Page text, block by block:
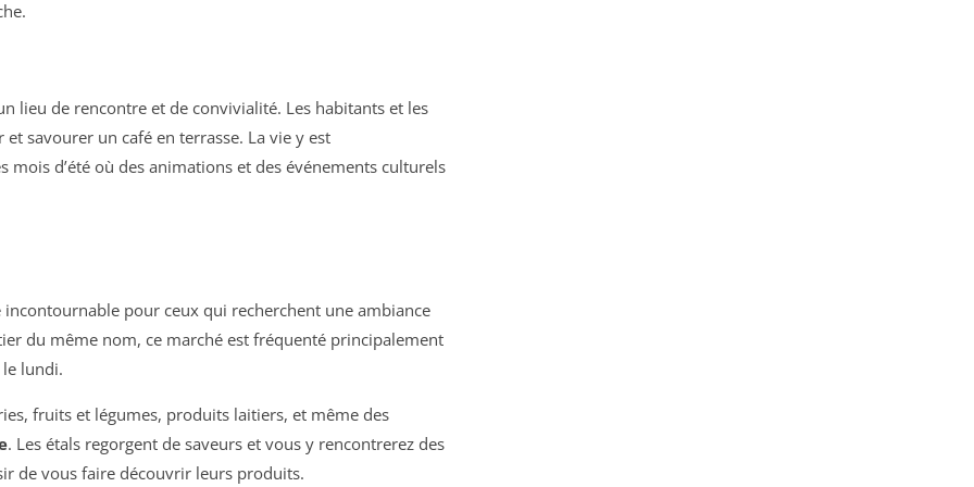
lieu de rencontre et de convivialité. Les habitants et les
savourer un café en terrasse. La vie y est
d’été où des animations et des événements culturels
pour ceux qui recherchent une ambiance
du même nom, ce marché est fréquenté principalement
lundi.
fruits et légumes, produits laitiers, et même des
. Les étals regorgent de saveurs et vous y rencontrerez des
de vous faire découvrir leurs produits.